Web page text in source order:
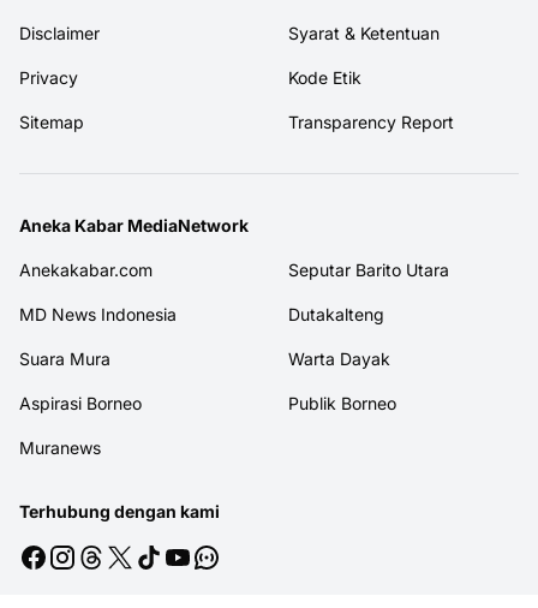
Disclaimer Syarat & Ketentuan
Privacy Kode Etik
Sitemap Transparency Report
Aneka Kabar MediaNetwork
Anekakabar.com Seputar Barito Utara
MD News Indonesia Dutakalteng
Suara Mura Warta Dayak
Aspirasi Borneo Publik Borneo
Muranews
Terhubung dengan kami